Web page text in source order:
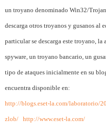
un troyano denominado Win32/
descarga otros troyanos y gusanos al
particular se descarga este troyano,
spyware, un troyano bancario, un
tipo de ataques inicialmente en su
encuentra disponible en:
http://blogs.eset-la.com/laboratorio/
zlob/ http://www.eset-la.com/